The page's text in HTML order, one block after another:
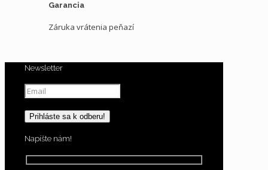
Garancia
Záruka vrátenia peňazí
Newsletter
Napíšte nám!